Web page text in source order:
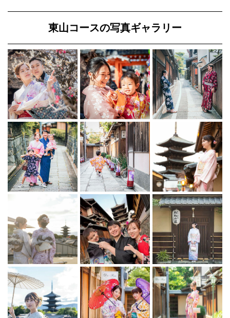
東山コースの写真ギャラリー